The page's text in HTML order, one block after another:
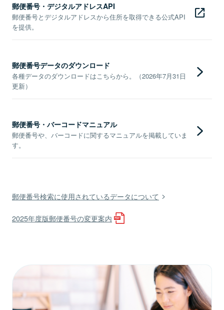
郵便番号・デジタルアドレスAPI
郵便番号とデジタルアドレスから住所を取得できる公式API
を提供。
郵便番号データのダウンロード
各種データのダウンロードはこちらから。（2026年7月31日
更新）
郵便番号・バーコードマニュアル
郵便番号や、バーコードに関するマニュアルを掲載していま
す。
郵便番号検索に使用されているデータについて
2025年度版郵便番号の変更案内